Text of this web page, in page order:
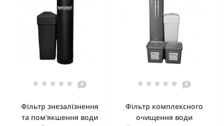
0
Фільтр знезалізнення
та пом'якшення води
0
Фільтр комплексного
очищення води